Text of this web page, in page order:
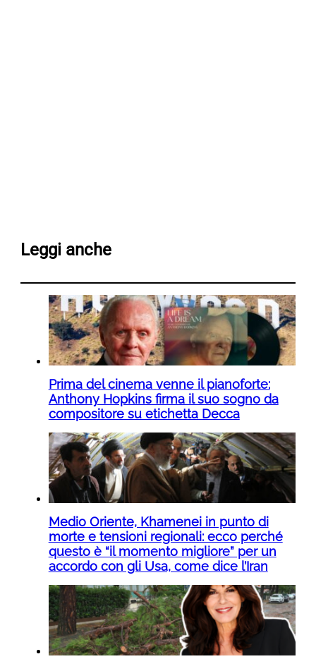
Leggi anche
Prima del cinema venne il pianoforte:
Anthony Hopkins firma il suo sogno da
compositore su etichetta Decca
Medio Oriente, Khamenei in punto di
morte e tensioni regionali: ecco perché
questo è “il momento migliore” per un
accordo con gli Usa, come dice l’Iran